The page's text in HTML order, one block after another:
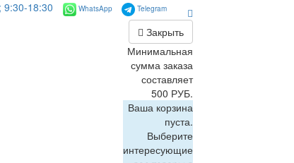
18:30 WhatsApp Telegram
Закрыть
Минимальная
сумма заказа
составляет
500 РУБ.
Ваша корзина
пуста.
Выберите
интересующие